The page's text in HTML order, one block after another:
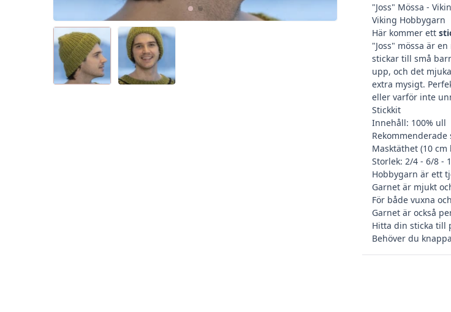
"Joss" Mössa -
Viking Hobbygarn
Här kommer ett
"Joss" mössa är
stickar till små
upp, och det
extra mysigt.
eller varför inte
Stickkit
Innehåll: 100% ull
Rekommenderade
Masktäthet (10
Storlek: 2/4 - 6/8 -
Hobbygarn är ett
Garnet är mjukt
För både vuxna
Garnet är också
Hitta din sticka till
Behöver du